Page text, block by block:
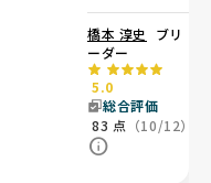
橋本 淳史
ブリ
ーダー
5.0
総合評価
83 点 （10/12）